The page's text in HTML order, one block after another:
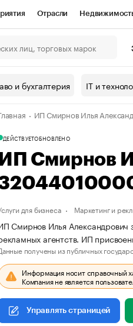
Отрасли
Проверка
валюты
и бухгалтерия IT и
ИП Смирнов Илья
ДЕЙСТВУЕТОБНОВЛЕНО
ИП Смирнов
для бизнеса Маркетинг и
Смирнов Илья Александрович
агентств. ИП
получены из публичных
Информация носит справочный
Компания не является
Управлять страницей